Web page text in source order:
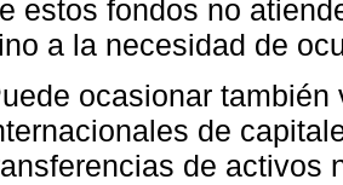
estos fondos no
a la necesidad de
ocasionar
de
de activos